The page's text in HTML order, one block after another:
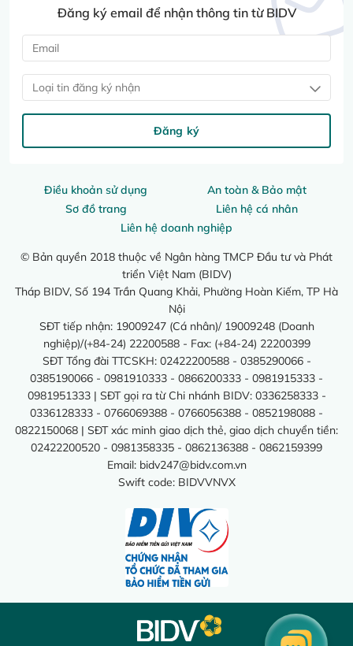
Điều khoản sử dụng
An toàn & Bảo mật
Sơ đồ trang
Liên hệ cá nhân
Liên hệ doanh nghiệp
© Bản quyền 2018 thuộc về Ngân hàng TMCP Đầu tư và Phát
triển Việt Nam (BIDV)
Tháp BIDV, Số 194 Trần Quang Khải, Phường Hoàn Kiếm, TP Hà
Nội
SĐT tiếp nhận: 19009247 (Cá nhân)/ 19009248 (Doanh
nghiệp)/(+84-24) 22200588 - Fax: (+84-24) 22200399
SĐT Tổng đài TTCSKH: 02422200588 - 0385290066 -
0385190066 - 0981910333 - 0866200333 - 0981915333 -
0981951333 | SĐT gọi ra từ Chi nhánh BIDV: 0336258333 -
0336128333 - 0766069388 - 0766056388 - 0852198088 -
0822150068 | SĐT xác minh giao dịch thẻ, giao dịch chuyển tiền:
02422200520 - 0981358335 - 0862136388 - 0862159399
Email: bidv247@bidv.com.vn
Swift code: BIDVVNVX
Đăng ký email để nhận thông tin từ BIDV
Loại tin đăng ký nhận
Đăng ký